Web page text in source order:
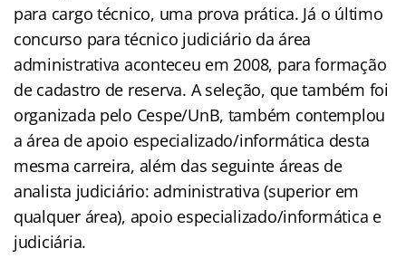
para cargo técnico, uma prova prática. Já o último
concurso para técnico judiciário da área
administrativa aconteceu em 2008, para formação
de cadastro de reserva. A seleção, que também foi
organizada pelo Cespe/UnB, também contemplou
a área de apoio especializado/informática desta
mesma carreira, além das seguinte áreas de
analista judiciário: administrativa (superior em
qualquer área), apoio especializado/informática e
judiciária.